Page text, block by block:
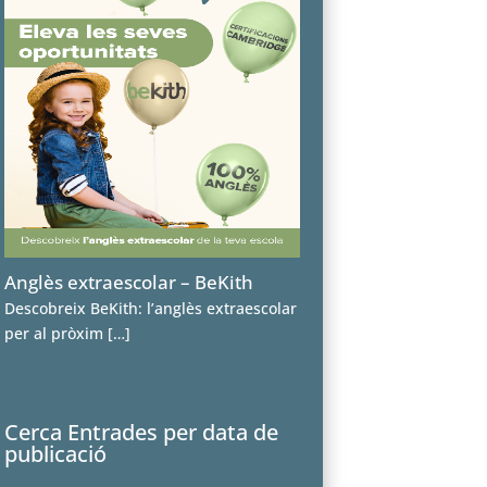
Anglès extraescolar – BeKith
Descobreix BeKith: l’anglès extraescolar
per al pròxim […]
Cerca Entrades per data de
publicació